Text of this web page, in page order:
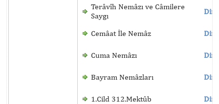
Terâvîh Nemâzı ve Câmilere
Saygı
Cemâat İle Nemâz
Cuma Nemâzı
Bayram Nemâzları
1.Cild 312.Mektûb